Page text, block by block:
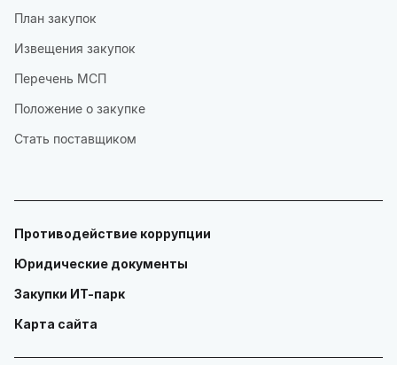
План закупок
Извещения закупок
Перечень МСП
Положение о закупке
Стать поставщиком
Противодействие коррупции
Юридические документы
Закупки ИТ-парк
Карта сайта